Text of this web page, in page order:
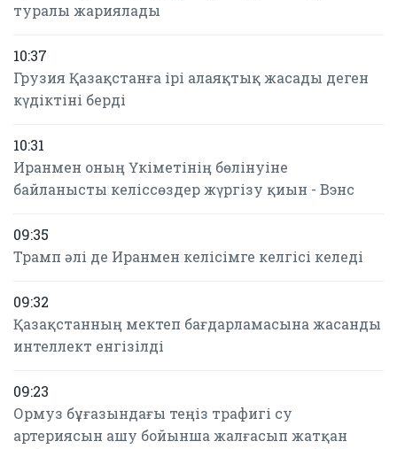
туралы жариялады
10:37
Грузия Қазақстанға ірі алаяқтық жасады деген
күдіктіні берді
10:31
Иранмен оның Үкіметінің бөлінуіне
байланысты келіссөздер жүргізу қиын - Вэнс
09:35
Трамп әлі де Иранмен келісімге келгісі келеді
09:32
Қазақстанның мектеп бағдарламасына жасанды
интеллект енгізілді
09:23
Ормуз бұғазындағы теңіз трафигі су
артериясын ашу бойынша жалғасып жатқан